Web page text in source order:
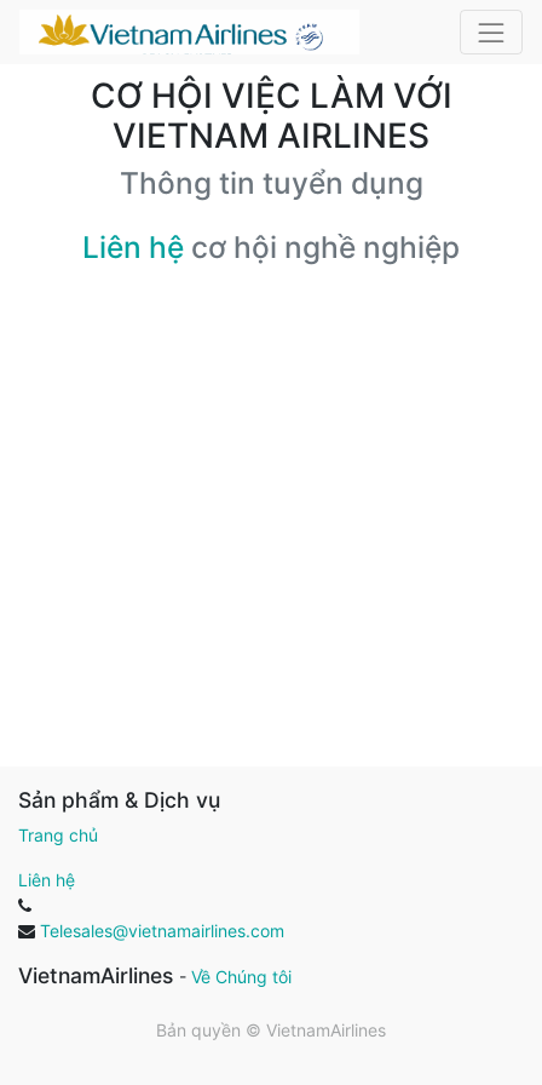
CƠ HỘI VIỆC LÀM VỚI
VIETNAM AIRLINES
Thông tin tuyển dụng
Liên hệ cơ hội nghề nghiệp
Sản phẩm & Dịch vụ
Trang chủ
Liên hệ
Telesales@vietnamairlines.com
VietnamAirlines - Về Chúng tôi
Bản quyền © VietnamAirlines